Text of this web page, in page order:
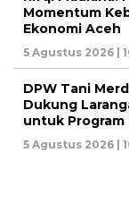
Momentum
Ekonomi Aceh
5 Agustus 2026 |
DPW Tani
Dukung
untuk Program
5 Agustus 2026 |